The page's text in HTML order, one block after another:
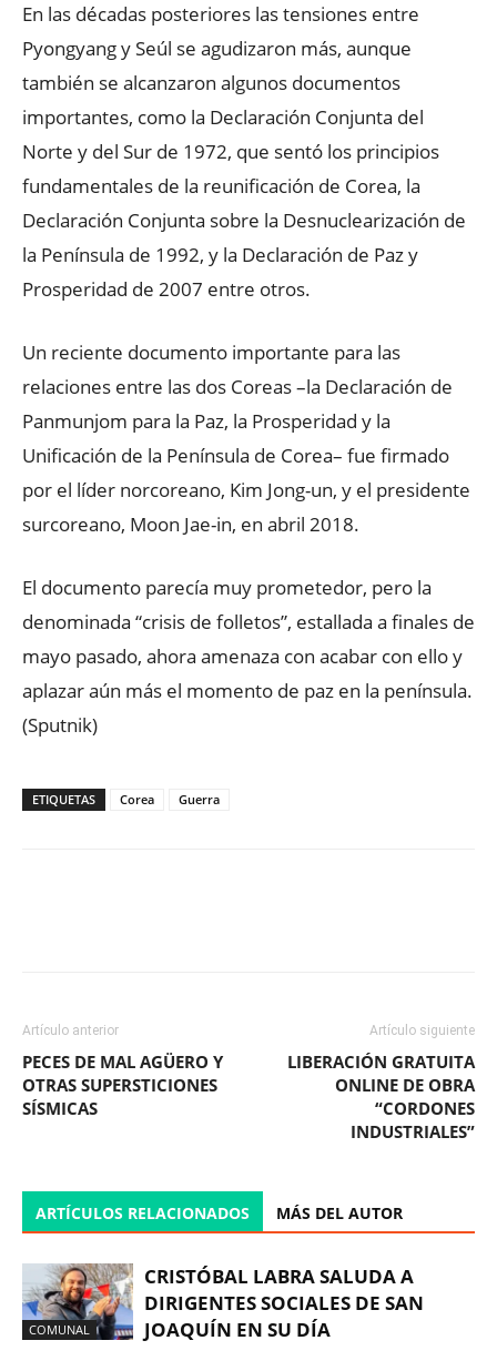
En las décadas posteriores las tensiones entre
Pyongyang y Seúl se agudizaron más, aunque
también se alcanzaron algunos documentos
importantes, como la Declaración Conjunta del
Norte y del Sur de 1972, que sentó los principios
fundamentales de la reunificación de Corea, la
Declaración Conjunta sobre la Desnuclearización de
la Península de 1992, y la Declaración de Paz y
Prosperidad de 2007 entre otros.
Un reciente documento importante para las
relaciones entre las dos Coreas –la Declaración de
Panmunjom para la Paz, la Prosperidad y la
Unificación de la Península de Corea– fue firmado
por el líder norcoreano, Kim Jong-un, y el presidente
surcoreano, Moon Jae-in, en abril 2018.
El documento parecía muy prometedor, pero la
denominada “crisis de folletos”, estallada a finales de
mayo pasado, ahora amenaza con acabar con ello y
aplazar aún más el momento de paz en la península.
(Sputnik)
ETIQUETAS Corea Guerra
Artículo anterior
PECES DE MAL AGÜERO Y
OTRAS SUPERSTICIONES
SÍSMICAS
Artículo siguiente
LIBERACIÓN GRATUITA
ONLINE DE OBRA
“CORDONES
INDUSTRIALES”
ARTÍCULOS RELACIONADOS MÁS DEL AUTOR
COMUNAL
CRISTÓBAL LABRA SALUDA A
DIRIGENTES SOCIALES DE SAN
JOAQUÍN EN SU DÍA